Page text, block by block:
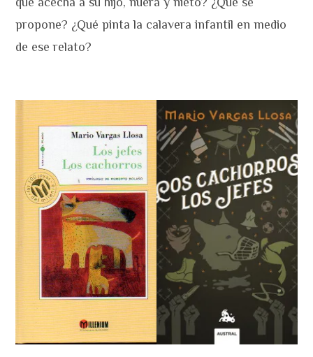
propone? ¿Qué pinta la calavera infantil en medio
de ese relato?